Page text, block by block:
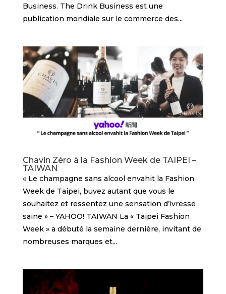
Business. The Drink Business est une
publication mondiale sur le commerce des...
Chavin Zéro à la Fashion Week de TAIPEI –
TAIWAN
« Le champagne sans alcool envahit la Fashion
Week de Taipei, buvez autant que vous le
souhaitez et ressentez une sensation d’ivresse
saine » – YAHOO! TAIWAN La « Taipei Fashion
Week » a débuté la semaine dernière, invitant de
nombreuses marques et...